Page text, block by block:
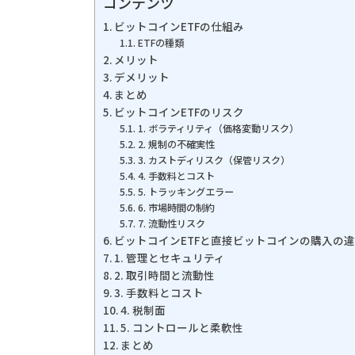
ビットコインETFの仕組み
ETFの種類
メリット
デメリット
まとめ
ビットコインETFのリスク
1. ボラティリティ（価格変動リスク）
2. 規制の不確実性
3. カストディリスク（保管リスク）
4. 手数料とコスト
5. トラッキングエラー
6. 市場時間の制約
7. 流動性リスク
ビットコインETFと直接ビットコインの購入の
1. 管理とセキュリティ
2. 取引時間と流動性
3. 手数料とコスト
4. 税制面
5. コントロールと柔軟性
まとめ